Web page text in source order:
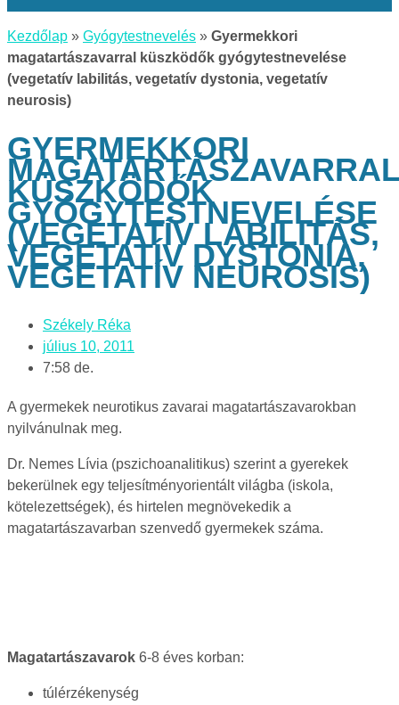
Kezdőlap » Gyógytestnevelés » Gyermekkori
magatartászavarral küszködők gyógytestnevelése
(vegetatív labilitás, vegetatív dystonia, vegetatív
neurosis)
GYERMEKKORI
MAGATARTÁSZAVARRAL
KÜSZKÖDŐK
GYÓGYTESTNEVELÉSE
(VEGETATÍV LABILITÁS,
VEGETATÍV DYSTONIA,
VEGETATÍV NEUROSIS)
Székely Réka
július 10, 2011
7:58 de.
A gyermekek neurotikus zavarai magatartászavarokban
nyilvánulnak meg.
Dr. Nemes Lívia (pszichoanalitikus) szerint a gyerekek
bekerülnek egy teljesítményorientált világba (iskola,
kötelezettségek), és hirtelen megnövekedik a
magatartászavarban szenvedő gyermekek száma.
Magatartászavarok 6-8 éves korban:
túlérzékenység